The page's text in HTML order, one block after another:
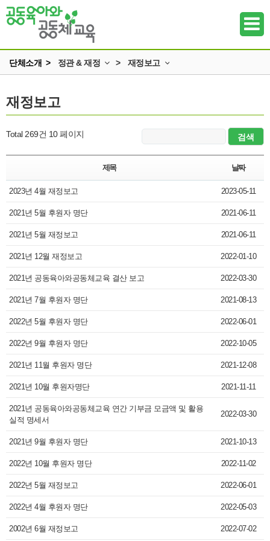
단체소개 > 정관 & 재정 >
찾아오시는 길
재정보고
재정보고
Total 269건 10 페이지
제목 날짜
2023년 4월 재정보고 2023-05-11
2021년 5월 후원자 명단 2021-06-11
2021년 5월 재정보고 2021-06-11
2021년 12월 재정보고 2022-01-10
2021년 공동육아와공동체교육 결산 보고 2022-03-30
2021년 7월 후원자 명단 2021-08-13
2022년 5월 후원자 명단 2022-06-01
2022년 9월 후원자 명단 2022-10-05
2021년 11월 후원자 명단 2021-12-08
2021년 10월 후원자명단 2021-11-11
2021년 공동육아와공동체교육 연간 기부금 모금액 및 활용
실적 명세서
2022-03-30
2021년 9월 후원자 명단 2021-10-13
2022년 10월 후원자 명단 2022-11-02
2022년 5월 재정보고 2022-06-01
2022년 4월 후원자 명단 2022-05-03
2002년 6월 재정보고 2022-07-02